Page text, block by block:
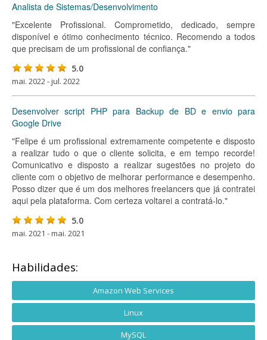
Analista de Sistemas/Desenvolvimento
"Excelente Profissional. Comprometido, dedicado, sempre
disponível e ótimo conhecimento técnico. Recomendo a todos
que precisam de um profissional de confiança."
5.0
mai. 2022 - jul. 2022
Desenvolver script PHP para Backup de BD e envio para
Google Drive
"Felipe é um profissional extremamente competente e disposto
a realizar tudo o que o cliente solicita, e em tempo recorde!
Comunicativo e disposto a realizar sugestões no projeto do
cliente com o objetivo de melhorar performance e desempenho.
Posso dizer que é um dos melhores freelancers que já contratei
aqui pela plataforma. Com certeza voltarei a contratá-lo."
5.0
mai. 2021 - mai. 2021
Habilidades:
Amazon Web Services
Linux
MySQL